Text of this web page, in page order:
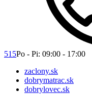
515Po - Pi: 09:00 - 17:00
zaclony.sk
dobrymatrac.sk
dobrylovec.sk